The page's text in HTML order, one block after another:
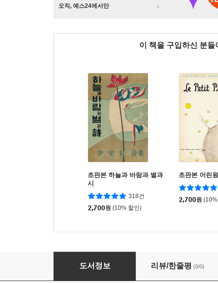
오직, 예스24에서만
이 책을 구입하신 분
초판본 하늘과 바람과 별과
시
318건
2,700원 (10% 할인)
초판본 어린
2,700원
AI가 너무 잘해서 문제입니다
도서정보 리뷰/한줄평 (0/0)